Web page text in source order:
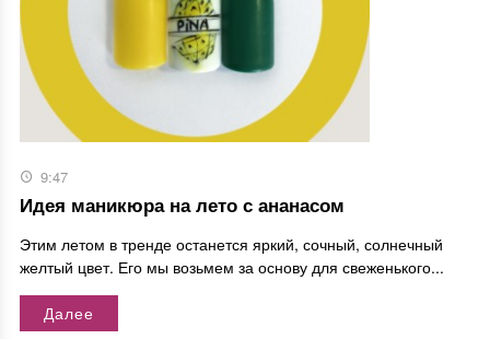
9:47
Идея маникюра на лето с ананасом
Этим летом в тренде останется яркий, сочный, солнечный
желтый цвет. Его мы возьмем за основу для свеженького...
Далее